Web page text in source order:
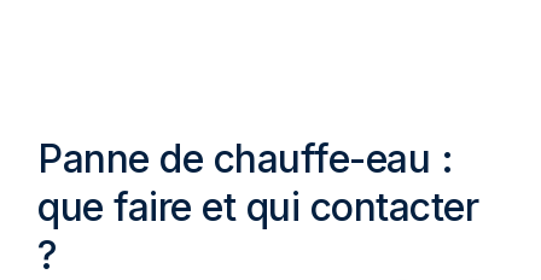
Panne de chauffe-eau :
que faire et qui contacter
?